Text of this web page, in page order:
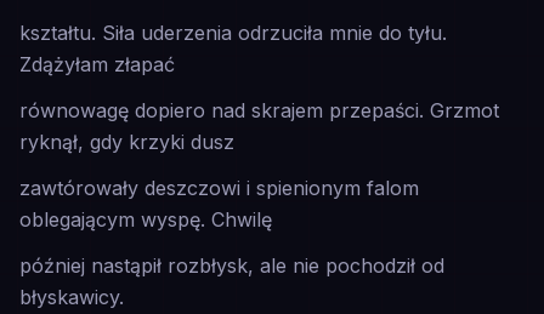
kształtu. Siła uderzenia odrzuciła mnie do tyłu.
Zdążyłam złapać
równowagę dopiero nad skrajem przepaści. Grzmot
ryknął, gdy krzyki dusz
zawtórowały deszczowi i spienionym falom
oblegającym wyspę. Chwilę
później nastąpił rozbłysk, ale nie pochodził od
błyskawicy.